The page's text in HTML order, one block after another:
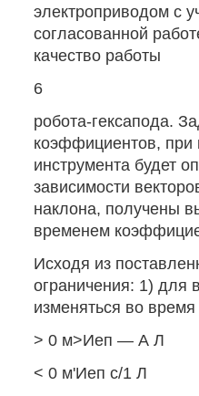
электроприводом с
согласованной
качество работы
6
робота-гексапода.
коэффициентов, при
инструмента будет
зависимости
наклона, получены
временем
Исходя из
ограничения: 1) для
изменяться во
> 0 м>Иеп — А Л
< 0 м'Иеп с/1 Л